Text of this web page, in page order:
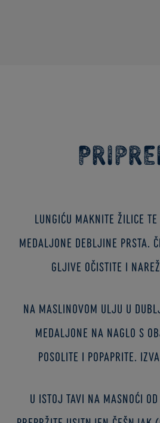
Lungiću maknite žilice
medaljone debljine prsta.
gljive očistite i
Na maslinovom ulju u
medaljone na naglo s
posolite i popaprite.
U istoj tavi na masnoći